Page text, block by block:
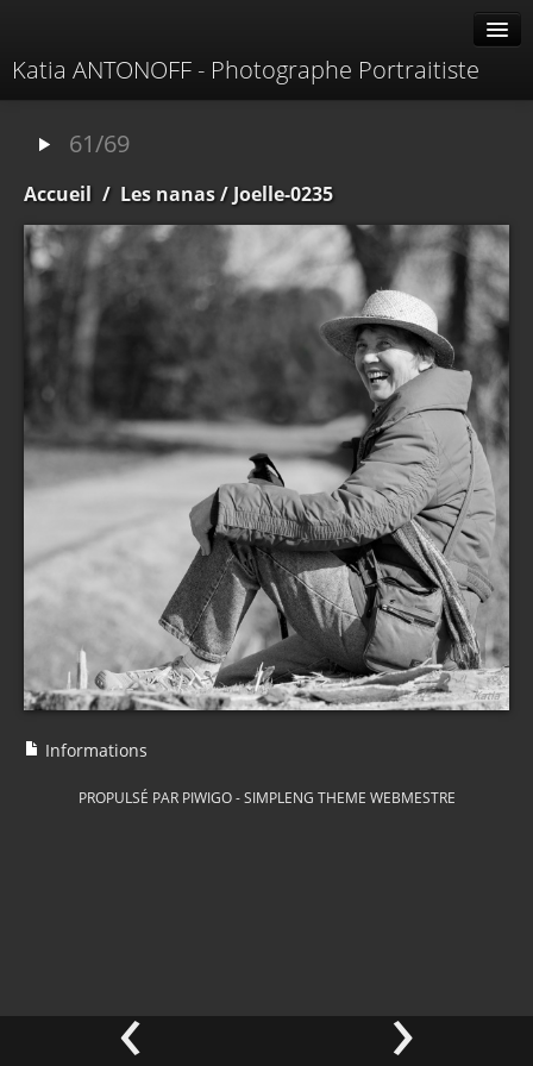
Katia ANTONOFF - Photographe Portraitiste
Contacter
61/69
Accueil / Les nanas/ Joelle-0235
‹ ›
Informations
PROPULSÉ PAR PIWIGO-SIMPLENG THEME WEBMESTRE